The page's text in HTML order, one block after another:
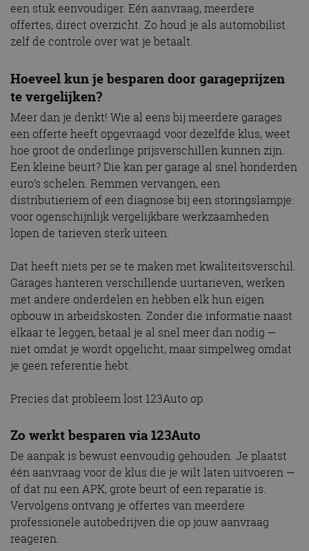
een stuk eenvoudiger. Eén aanvraag, meerdere
offertes, direct overzicht. Zo houd je als automobilist
zelf de controle over wat je betaalt.
Hoeveel kun je besparen door garageprijzen
te vergelijken?
Meer dan je denkt! Wie al eens bij meerdere garages
een offerte heeft opgevraagd voor dezelfde klus, weet
hoe groot de onderlinge prijsverschillen kunnen zijn.
Een kleine beurt? Die kan per garage al snel honderden
euro’s schelen. Remmen vervangen, een
distributieriem of een diagnose bij een storingslampje:
voor ogenschijnlijk vergelijkbare werkzaamheden
lopen de tarieven sterk uiteen.
Dat heeft niets per se te maken met kwaliteitsverschil.
Garages hanteren verschillende uurtarieven, werken
met andere onderdelen en hebben elk hun eigen
opbouw in arbeidskosten. Zonder die informatie naast
elkaar te leggen, betaal je al snel meer dan nodig —
niet omdat je wordt opgelicht, maar simpelweg omdat
je geen referentie hebt.
Precies dat probleem lost 123Auto op.
Zo werkt besparen via 123Auto
De aanpak is bewust eenvoudig gehouden. Je plaatst
één aanvraag voor de klus die je wilt laten uitvoeren —
of dat nu een APK, grote beurt of een reparatie is.
Vervolgens ontvang je offertes van meerdere
professionele autobedrijven die op jouw aanvraag
reageren.